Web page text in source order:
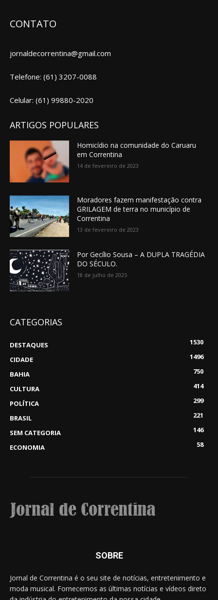
CONTATO
jornaldecorrentina@gmail.com
Telefone: (61) 3207-0088
Celular: (61) 99880-2020
ARTIGOS POPULARES
Homicídio na comunidade do Caruaru
em Correntina
14 de fevereiro de 2023
Moradores fazem manifestação contra
GRILAGEM de terra no município de
Correntina
13 de fevereiro de 2023
Por Gecílio Sousa – A DUPLA TRAGÉDIA
DO SÉCULO.
18 de julho de 2025
CATEGORIAS
DESTAQUES
1530
CIDADE
1496
BAHIA
750
CULTURA
414
POLÍTICA
299
BRASIL
221
SEM CATEGORIA
146
ECONOMIA
58
SOBRE
Jornal de Correntina é o seu site de notícias, entretenimento e
moda musical. Fornecemos as últimas notícias e vídeos direto